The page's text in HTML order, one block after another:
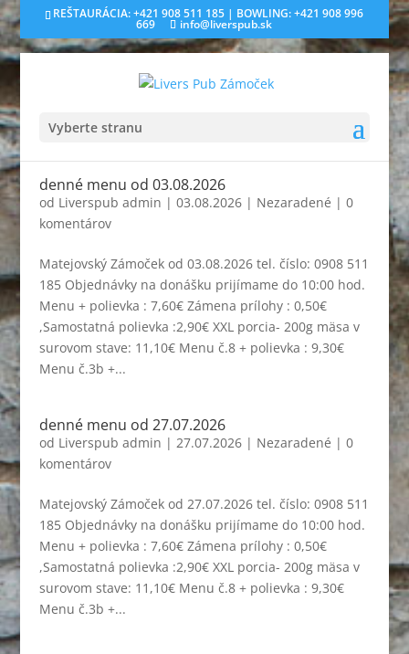
REŠTAURÁCIA: +421 908 511 185 | BOWLING: +421 908 996
669 info@liverspub.sk
Vyberte stranu
denné menu od 03.08.2026
od Liverspub admin | 03.08.2026| Nezaradené | 0
komentárov
Matejovský Zámoček od 03.08.2026 tel. číslo: 0908 511
185 Objednávky na donášku prijímame do 10:00 hod.
Menu + polievka : 7,60€ Zámena prílohy : 0,50€
,Samostatná polievka :2,90€ XXL porcia- 200g mäsa v
surovom stave: 11,10€ Menu č.8 + polievka : 9,30€
Menu č.3b +...
denné menu od 27.07.2026
od Liverspub admin | 27.07.2026| Nezaradené | 0
komentárov
Matejovský Zámoček od 27.07.2026 tel. číslo: 0908 511
185 Objednávky na donášku prijímame do 10:00 hod.
Menu + polievka : 7,60€ Zámena prílohy : 0,50€
,Samostatná polievka :2,90€ XXL porcia- 200g mäsa v
surovom stave: 11,10€ Menu č.8 + polievka : 9,30€
Menu č.3b +...